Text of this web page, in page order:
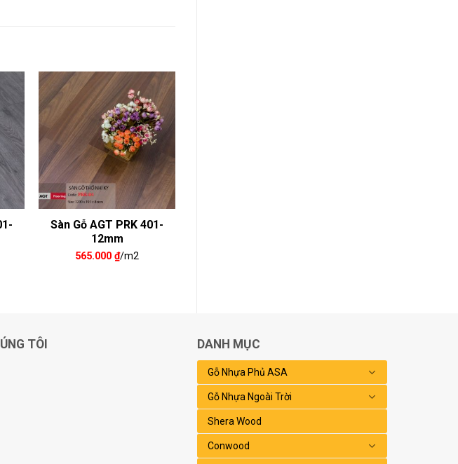
Sàn Gỗ AGT PRK 401-
12mm
565.000₫/m2
TÔI DANH MỤC
Gỗ Nhựa Phủ ASA
Gỗ Nhựa Ngoài Trời
Shera Wood
Conwood